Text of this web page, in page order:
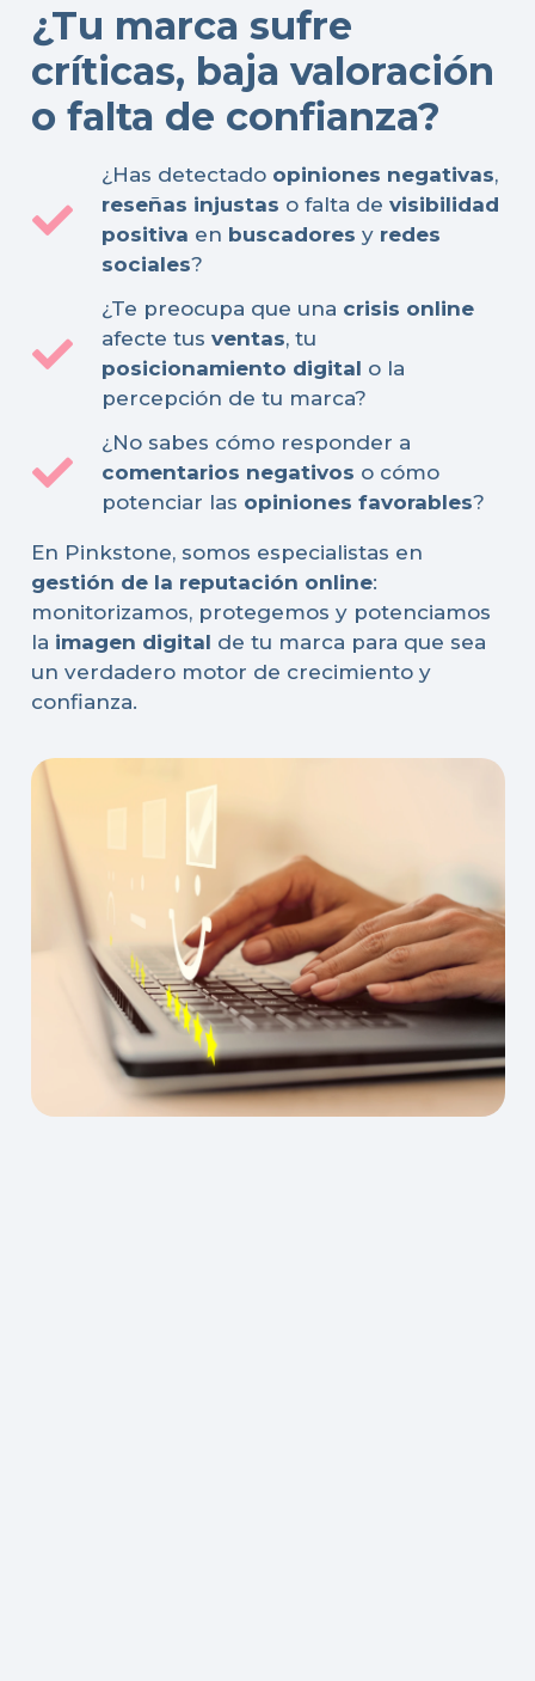
¿Tu marca sufre
críticas, baja valoración
o falta de confianza?
¿Has detectado opiniones negativas,
reseñas injustas o falta de visibilidad
positiva en buscadores y redes
sociales?
¿Te preocupa que una crisis online
afecte tus ventas, tu
posicionamiento digital o la
percepción de tu marca?
¿No sabes cómo responder a
comentarios negativos o cómo
potenciar las opiniones favorables?
En Pinkstone, somos especialistas en
gestión de la reputación online:
monitorizamos, protegemos y potenciamos
la imagen digital de tu marca para que sea
un verdadero motor de crecimiento y
confianza.